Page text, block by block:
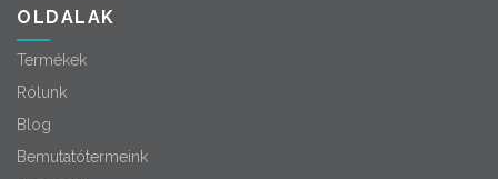
OLDALAK
Termékek
Rólunk
Blog
Bemutatótermeink